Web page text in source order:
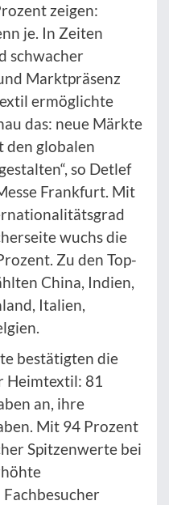
zeigen:
je. In Zeiten
schwacher
Marktpräsenz
ermöglichte
das: neue Märkte
den globalen
so Detlef
Frankfurt. Mit
wuchs die
Zu den Top-
China, Indien,
Italien,
bestätigten die
Heimtextil: 81
an, ihre
Mit 94 Prozent
Spitzenwerte bei